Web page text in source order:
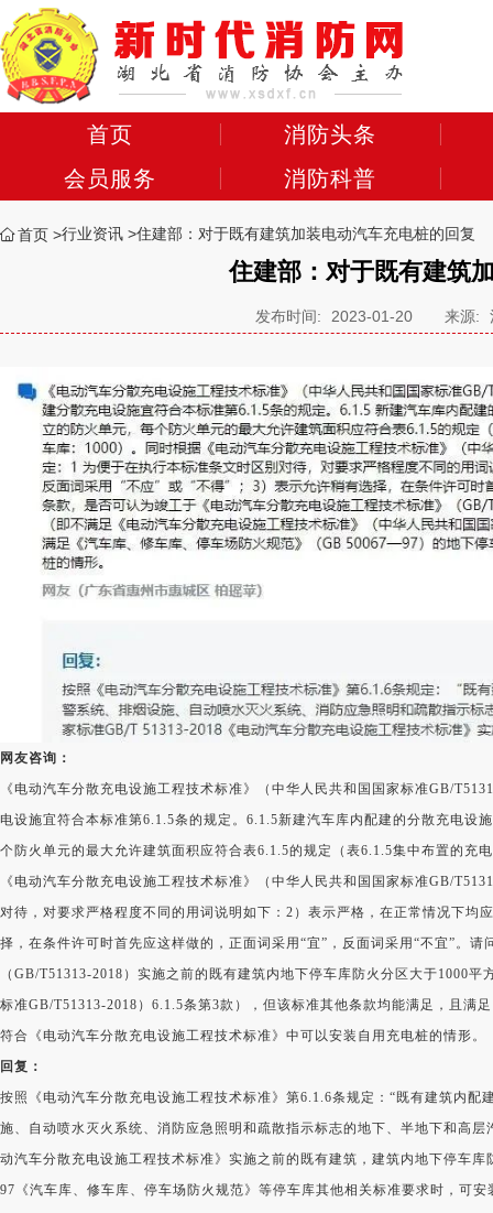
首页
消防头条
会员服务
消防科普
首页 行业资讯 住建部：对于既有建筑加装电动汽车充电桩的回复
住建部：对于既有建筑
发布时间: 2023-01-20 来源:
网友咨询：
《电动汽车分散充电设施工程技术标准》（中华人民共和国国家标准GB/
电设施宜符合本标准第6.1.5条的规定。6.1.5新建汽车库内配建的分散充电设
个防火单元的最大允许建筑面积应符合表6.1.5的规定（表6.1.5集中布置的充
《电动汽车分散充电设施工程技术标准》（中华人民共和国国家标准GB/
对待，对要求严格程度不同的用词说明如下：2）表示严格，在正常情况下均
择，在条件许可时首先应这样做的，正面词采用“宜”，反面词采用“不宜”。
（GB/T51313-2018）实施之前的既有建筑内地下停车库防火分区大于1000
标准GB/T51313-2018）6.1.5条第3款），但该标准其他条款均能满足，且
符合《电动汽车分散充电设施工程技术标准》中可以安装自用充电桩的情形。
回复：
按照《电动汽车分散充电设施工程技术标准》第6.1.6条规定： “既有建筑内配
施、自动喷水灭火系统、消防应急照明和疏散指示标志的地下、半地下和高
动汽车分散充电设施工程技术标准》实施之前的既有建筑， 建筑内地下停车库
97《汽车库、修车库、停车场防火规范》等停车库其他相关标准要求时，可安